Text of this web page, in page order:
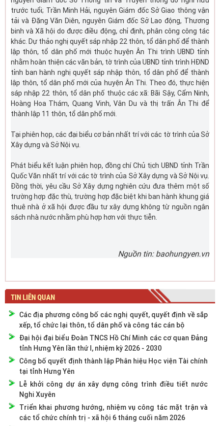
trước tuổi; Trần Minh Hải, nguyên Giám đốc Sở Giao thông vận
tải và Đặng Văn Diên, nguyên Giám đốc Sở Lao động, Thương
binh và Xã hội do được điều động, chỉ định, phân công công tác
khác. Dự thảo nghị quyết sáp nhập 22 thôn, tổ dân phố để thành
lập thôn, tổ dân phố mới thuộc huyện Ân Thi trình UBND tỉnh
nhằm hoàn thiện các văn bản, tờ trình của UBND tỉnh trình HĐND
tỉnh ban hành nghị quyết sáp nhập thôn, tổ dân phố để thành
lập thôn, tổ dân phố mới của huyện Ân Thi. Theo đó, thực hiện
sáp nhập 22 thôn, tổ dân phố thuộc các xã: Bãi Sậy, Cẩm Ninh,
Hoàng Hoa Thám, Quang Vinh, Vân Du và thị trấn Ân Thi để
thành lập 11 thôn, tổ dân phố mới.
Tại phiên họp, các đại biểu cơ bản nhất trí với các tờ trình của Sở
Xây dựng và Sở Nội vụ.
Phát biểu kết luận phiên họp, đồng chí Chủ tịch UBND tỉnh Trần
Quốc Văn nhất trí với các tờ trình của Sở Xây dựng và Sở Nội vụ.
Đồng thời, yêu cầu Sở Xây dựng nghiên cứu đưa thêm một số
trường hợp đặc thù, trường hợp đặc biệt khi ban hành khung giá
thuê nhà ở xã hội được đầu tư xây dựng không từ nguồn ngân
sách nhà nước nhằm phù hợp hơn với thực tiễn.
Nguồn tin: baohungyen.vn
TIN LIÊN QUAN
Các địa phương công bố các nghị quyết, quyết định về sắp
xếp, tổ chức lại thôn, tổ dân phố và công tác cán bộ
Đại hội đại biểu Đoàn TNCS Hồ Chí Minh các cơ quan Đảng
tỉnh Hưng Yên lần thứ I, nhiệm kỳ 2026 - 2030
Công bố quyết định thành lập Phân hiệu Học viện Tài chính
tại tỉnh Hưng Yên
Lễ khởi công dự án xây dựng công trình điều tiết nước
Nghi Xuyên
Triển khai phương hướng, nhiệm vụ công tác mặt trận và
các tổ chức chính trị - xã hội 6 tháng cuối năm 2026